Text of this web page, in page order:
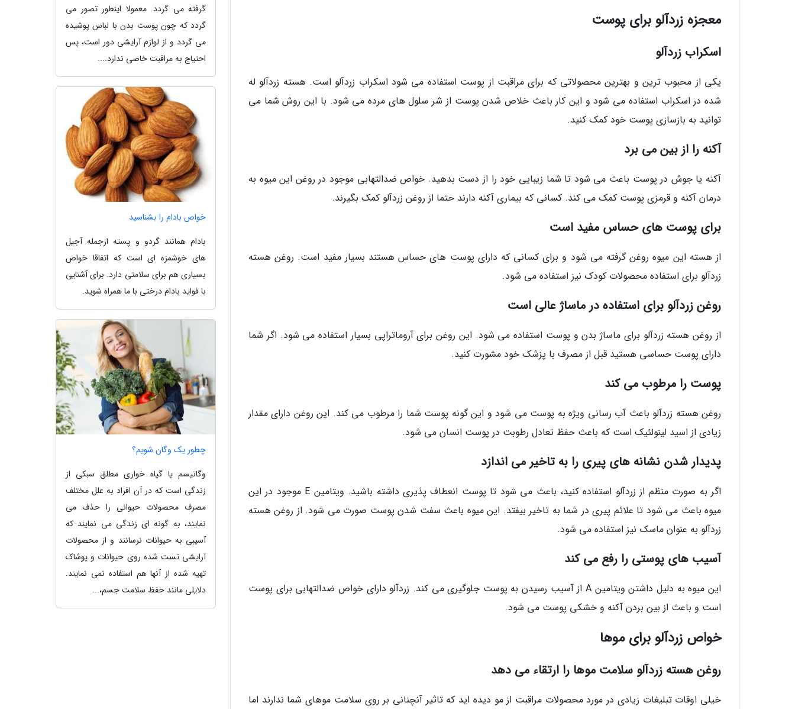
معجزه زردآلو برای پوست
اسکراب زردآلو
یکی از محبوب ترین و بهترین محصولاتی که برای مراقبت از پوست استفاده می شود اسکراب زردآلو است. هسته زردآلو له
شده در اسکراب استفاده می شود و این کار باعث خلاص شدن پوست از شر سلول های مرده می شود. با این روش شما می
توانید به بازسازی پوست خود کمک کنید.
آکنه را از بین می برد
آکنه یا جوش در پوست باعث می شود تا شما زیبایی خود را از دست بدهید. خواص ضدالتهابی موجود در روغن این میوه به
درمان آکنه و قرمزی پوست کمک می کند. کسانی که بیماری آکنه دارند حتما از روغن زردآلو کمک بگیرند.
برای پوست های حساس مفید است
از هسته این میوه روغن گرفته می شود و برای کسانی که دارای پوست های حساس هستند بسیار مفید است. روغن هسته
زردآلو برای استفاده محصولات کودک نیز استفاده می شود.
روغن زردآلو برای استفاده در ماساژ عالی است
از روغن هسته زردآلو برای ماساژ بدن و پوست استفاده می شود. این روغن برای آروماتراپی بسیار استفاده می شود. اگر شما
دارای پوست حساسی هستید قبل از مصرف با پزشک خود مشورت کنید.
پوست را مرطوب می کند
روغن هسته زردآلو باعث آب رسانی ویژه به پوست می شود و این گونه پوست شما را مرطوب می کند. این روغن دارای مقدار
زیادی از اسید لینولئیک است که باعث حفظ تعادل رطوبت در پوست انسان می شود.
پدیدار شدن نشانه های پیری را به تاخیر می اندازد
اگر به صورت منظم از زردآلو استفاده کنید، باعث می شود تا پوست انعطاف پذیری داشته باشید. ویتامین E موجود در این
میوه باعث می شود تا علائم پیری در شما به تاخیر بیفتد. این میوه باعث سفت شدن پوست صورت می شود. از روغن هسته
زردآلو به عنوان ماسک نیز استفاده می شود.
آسیب های پوستی را رفع می کند
این میوه به دلیل داشتن ویتامین A از آسیب رسیدن به پوست جلوگیری می کند. زردآلو دارای خواص ضدالتهابی برای پوست
است و باعث از بین بردن آکنه و خشکی پوست می شود.
خواص زردآلو برای موها
روغن هسته زردآلو سلامت موها را ارتقاء می دهد
خیلی اوقات تبلیغات زیادی در مورد محصولات مراقبت از مو دیده اید که تاثیر آنچنانی بر روی سلامت موهای شما ندارند اما
گرفته می گردد. معمولا اینطور تصور می
گردد که چون پوست بدن با لباس پوشیده
می گردد و از لوازم آرایشی دور است، پس
احتیاج به مراقبت خاصی ندارد....
خواص بادام را بشناسید
بادام همانند گردو و پسته ازجمله آجیل
های خوشمزه ای است که اتفاقا خواص
بسیاری هم برای سلامتی دارد. برای آشنایی
با فواید بادام درختی با ما همراه شوید.
چطور یک وگان شویم؟
وگانیسم یا گیاه خواری مطلق سبکی از
زندگی است که در آن افراد به علل مختلف
مصرف محصولات حیوانی را حذف می
نمایند، به گونه ای زندگی می نمایند که
آسیبی به حیوانات نرسانند و از محصولات
آرایشی تست شده روی حیوانات و پوشاک
تهیه شده از آنها هم استفاده نمی نمایند.
دلایلی مانند حفظ سلامت جسم،...